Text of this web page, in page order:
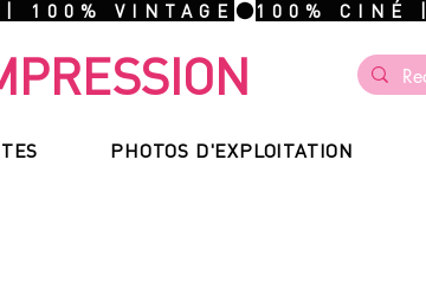
100% VINTAGE
PHOTOS D'EXPLOITATION